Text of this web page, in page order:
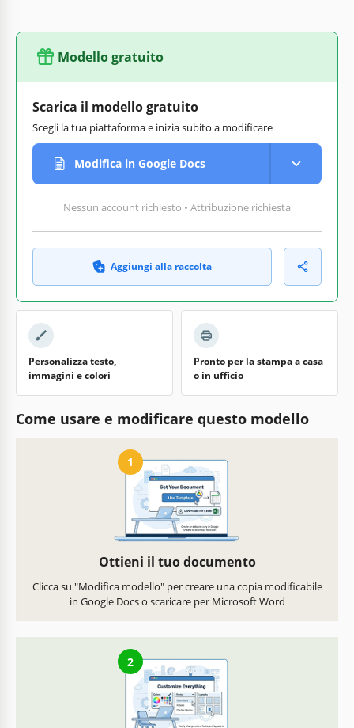
Modello gratuito
Scarica il modello gratuito
Scegli la tua piattaforma e inizia subito a modificare
Modifica in Google Docs
Nessun account richiesto • Attribuzione richiesta
Aggiungi alla raccolta
Personalizza testo,
immagini e colori
Pronto per la stampa a casa
o in ufficio
Come usare e modificare questo modello
1
Ottieni il tuo documento
Clicca su "Modifica modello" per creare una copia modificabile
in Google Docs o scaricare per Microsoft Word
2